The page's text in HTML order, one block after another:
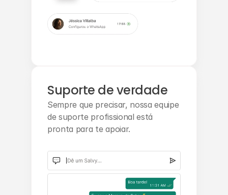
Suporte de verdade
Sempre que precisar, nossa equipe
de suporte profissional está
pronta para te apoiar.